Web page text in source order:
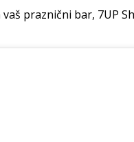
praznični bar, 7UP